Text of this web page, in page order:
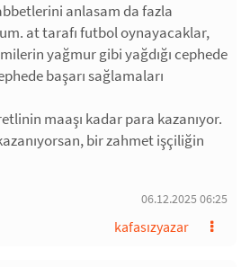
anlasam da fazla
at tarafı futbol oynayacaklar,
yağmur gibi yağdığı cephede
başarı sağlamaları
maaşı kadar para kazanıyor.
bir zahmet işçiliğin
06.12.2025 06:25
kafasızyazar